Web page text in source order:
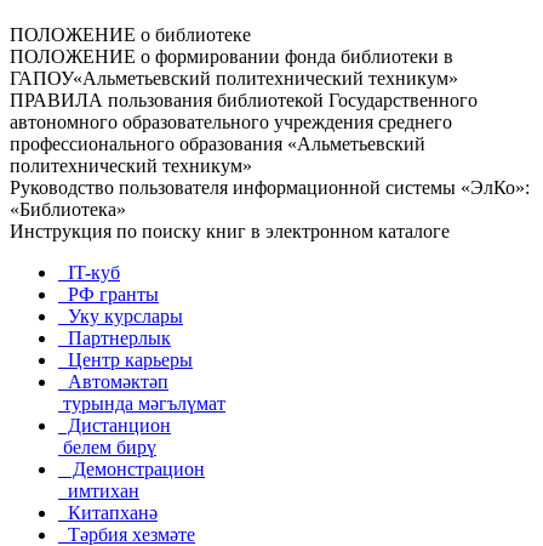
ПОЛОЖЕНИЕ о библиотеке
ПОЛОЖЕНИЕ о формировании фонда библиотеки в
ГАПОУ«Альметьевский политехнический техникум»
ПРАВИЛА пользования библиотекой Государственного
автономного образовательного учреждения среднего
профессионального образования «Альметьевский
политехнический техникум»
Руководство пользователя информационной системы «ЭлКо»:
«Библиотека»
Инструкция по поиску книг в электронном каталоге
IT-куб
РФ гранты
Уку курслары
Партнерлык
Центр карьеры
Автомәктәп
турында мәгълүмат
Дистанцион
белем бирү
Демонстрацион
имтихан
Китапханә
Тәрбия хезмәте